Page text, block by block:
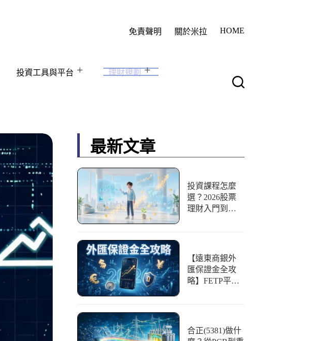
免責聲明 關於米拉 HOME
投資工具與平台 理財規劃
最新文章
投資課程怎麼
選？2026股票
理財入門到實
【遠東商銀外
匯保證金全攻
略】FETP平台
合正(5381)做什